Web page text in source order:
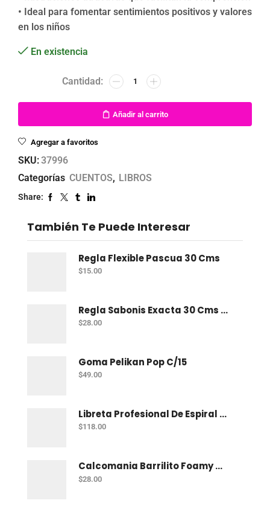
• Ideal para fomentar sentimientos positivos y valores
en los niños
En existencia
Añadir al carrito
Agregar a favoritos
SKU:37996
Categorías CUENTOS, LIBROS
Share:
También Te Puede Interesar
Regla Flexible Pascua 30 Cms
$15.00
Regla Sabonis Exacta 30 Cms Profesional
$28.00
Goma Pelikan Pop C/15
$49.00
Libreta Profesional De Espiral Norma Uno 200 H C-7
$118.00
Calcomania Barrilito Foamy Mar
$28.00